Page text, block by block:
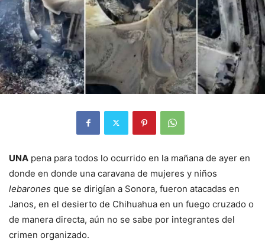
UNA pena para todos lo ocurrido en la mañana de ayer en
donde en donde una caravana de mujeres y niños
lebarones que se dirigían a Sonora, fueron atacadas en
Janos, en el desierto de Chihuahua en un fuego cruzado o
de manera directa, aún no se sabe por integrantes del
crimen organizado.